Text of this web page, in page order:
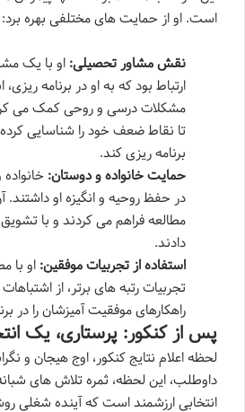
است. او از حمایت های مختلفی بهره برد:
نقش مشاور تحصیلی: او با یک
ارتباط بود که به او در برنامه
مشکلات درسی و روحی کمک می
تا نقاط ضعف خود را شناسایی کرده
برنامه ریزی کند.
حمایت خانواده و دوستان:
در حفظ روحیه و انگیزه او داشتند.
مطالعه فراهم می کردند و با
دادند.
استفاده از تجربیات موفقین: او با
تجربیات رتبه های برتر، از
راهکارهای موفقیت آمیزشان را در
پس از کنکور: پرستاری، یک
لحظه اعلام نتایج کنکور، اوج هیجان و
داوطلب، این لحظه، ثمره تلاش های
انتخابی ارزشمند است که آینده شغلی